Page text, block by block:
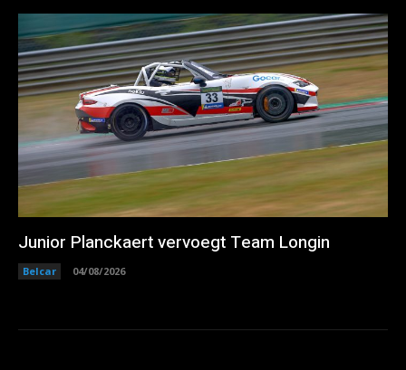
Junior Planckaert vervoegt Team Longin
Belcar 04/08/2026